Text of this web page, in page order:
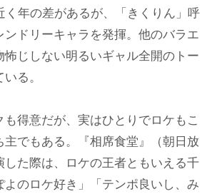
く年の差があるが、「きくりん」呼
ドリーキャラを発揮。他のバラエ
じしない明るいギャル全開のトー
る。
得意だが、実はひとりでロケもこ
でもある。『相席食堂』（朝日放
た際は、ロケの王者ともいえる千
のロケ好き」「テンポ良いし、み